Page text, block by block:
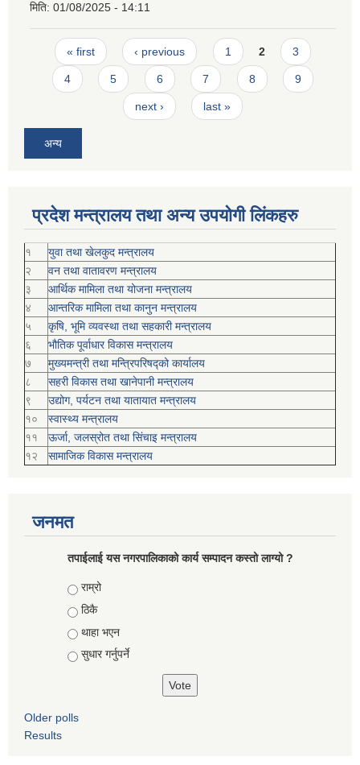
मिति: 01/08/2025 - 14:11
Pages
« first ‹ previous 1 2 3
4 5 6 7 8 9
next › last »
अन्य
प्रदेश मन्त्रालय तथा अन्य उपयोगी लिंकहरु
१
युवा तथा खेलकुद मन्त्रालय
२
वन तथा वातावरण मन्त्रालय
३
आर्थिक मामिला तथा योजना मन्त्रालय
४
आन्तरिक मामिला तथा कानुन मन्त्रालय
५
कृषि, भूमि व्यवस्था तथा सहकारी मन्त्रालय
६
भौतिक पूर्वाधार विकास मन्त्रालय
७
मुख्यमन्त्री तथा मन्त्रिपरिषद्को कार्यालय
८
सहरी विकास तथा खानेपानी मन्त्रालय
९
उद्योग, पर्यटन तथा यातायात मन्त्रालय
१०
स्वास्थ्य मन्त्रालय
११
ऊर्जा, जलस्रोत तथा सिंचाइ मन्त्रालय
१२
सामाजिक विकास मन्‍‍त्रालय
जनमत
तपाईलाई यस नगरपालिकाको कार्य सम्पादन कस्तो लाग्यो ?
Choices
राम्रो
ठिकै
थाहा भएन
सुधार गर्नुपर्ने
Older polls
Results